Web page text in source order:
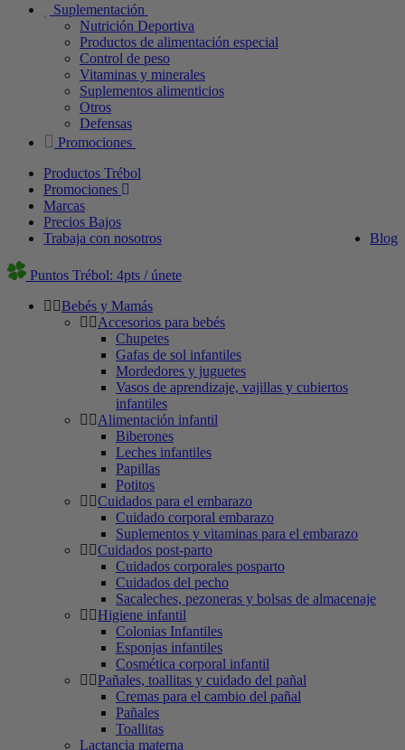
Suplementación
Nutrición Deportiva
Productos de alimentación especial
Control de peso
Vitaminas y minerales
Suplementos alimenticios
Otros
Defensas
Promociones
Productos Trébol
Promociones
Marcas
Precios Bajos
Blog
Trabaja con nosotros
Puntos Trébol: 4pts / únete
Bebés y Mamás
Accesorios para bebés
Chupetes
Gafas de sol infantiles
Mordedores y juguetes
Vasos de aprendizaje, vajillas y cubiertos
infantiles
Alimentación infantil
Biberones
Leches infantiles
Papillas
Potitos
Cuidados para el embarazo
Cuidado corporal embarazo
Suplementos y vitaminas para el embarazo
Cuidados post-parto
Cuidados corporales posparto
Cuidados del pecho
Sacaleches, pezoneras y bolsas de almacenaje
Higiene infantil
Colonias Infantiles
Esponjas infantiles
Cosmética corporal infantil
Pañales, toallitas y cuidado del pañal
Cremas para el cambio del pañal
Pañales
Toallitas
Lactancia materna